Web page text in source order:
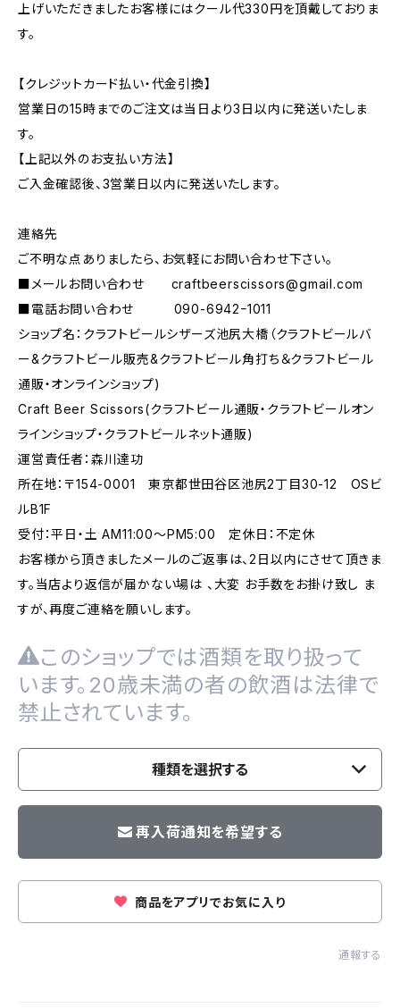
上げいただきましたお客様にはクール代330円を頂戴しておりま
す。
【クレジットカード払い・代金引換】
営業日の15時までのご注文は当日より3日以内に発送いたしま
す。
【上記以外のお支払い方法】
ご入金確認後、3営業日以内に発送いたします。
連絡先
ご不明な点ありましたら、お気軽にお問い合わせ下さい。
■メールお問い合わせ craftbeerscissors@gmail.com
■電話お問い合わせ 090-6942ｰ1011
ショップ名：クラフトビールシザーズ池尻大橋（クラフトビールバ
ー&クラフトビール販売&クラフトビール角打ち＆クラフトビール
通販・オンラインショップ)
Craft Beer Scissors(クラフトビール通販・クラフトビールオン
ラインショップ・クラフトビールネット通販)
運営責任者：森川達功
所在地：〒154-0001 東京都世田谷区池尻2丁目30-12 OSビ
ルB1F
受付：平日・土 AM11:00～PM5:00 定休日：不定休
お客様から頂きましたメールのご返事は、2日以内にさせて頂きま
す。当店より返信が届かない場は 、大変 お手数をお掛け致し ま
すが、再度ご連絡を願いします。
このショップでは酒類を取り扱って
います。20歳未満の者の飲酒は法律で
禁止されています。
種類を選択する
再入荷通知を希望する
商品をアプリでお気に入り
通報する